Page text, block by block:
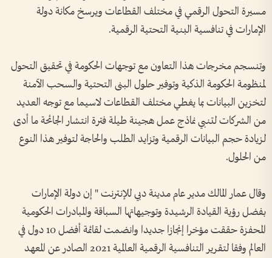
مسيرة التحول الرقمي في مختلف القطاعات ويرسخ مكانة دولة
الإمارات في تنافسية البنية التحتية الرقمية.
وتنسجم مخرجات هذا التعاون مع توجهات الحكومة في تحقيق التحول
لمنظومة الحكومة الذكية وتوفير حلول البنى التحتية والسحب الآمنة
لتخزين البيانات بما يغطي مختلف القطاعات لاسيما مع توجه العديد
من الشركات لتنبي نماذج عمل هجينة طيلة فترة انتشار الجائحة ما أدى
لزيادة حجم البيانات الرقمية وتزايد الطلب والحاجة لتوفير هذا النوع
من الحلول.
وقال عمار المالك مدير عام مدينة دبي للإنترنت " إن دولة الإمارات
بفضل رؤية القيادة الرشيدة وتوجيهاتها السباقة والمبادرات الحكومية
المحفزة حققت مؤخرا إنجازا جديدا وانضمت لقائمة أفضل 10 دول في
العالم وفقا لتقرير التنافسية الرقمية العالمية 2021 الصادر عن المعهد